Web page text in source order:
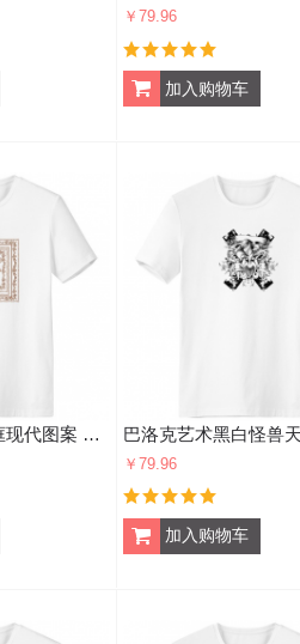
￥79.96
巴洛克艺术花画框现代图案 男女白色短袖T恤创意纪念衫个性T恤衫礼物
￥79.96